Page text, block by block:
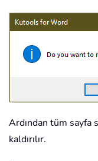
Ardından tüm sayfa
kaldırılır.